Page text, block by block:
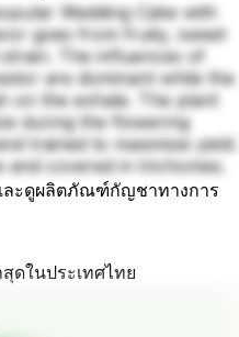
Wedding Cake with
goes from fruity, sweet
The influences of
are dominant while the
on the exhale. The plant
during the flowering
trained to maximize yield.
and covered in trichomes.
ละดูผลิตภัณฑ์กัญชาทางการ
ดในประเทศไทย